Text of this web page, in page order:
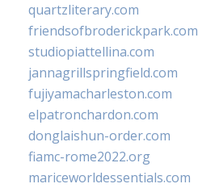
quartzliterary.com
friendsofbroderickpark.com
studiopiattellina.com
jannagrillspringfield.com
fujiyamacharleston.com
elpatronchardon.com
donglaishun-order.com
fiamc-rome2022.org
mariceworldessentials.com